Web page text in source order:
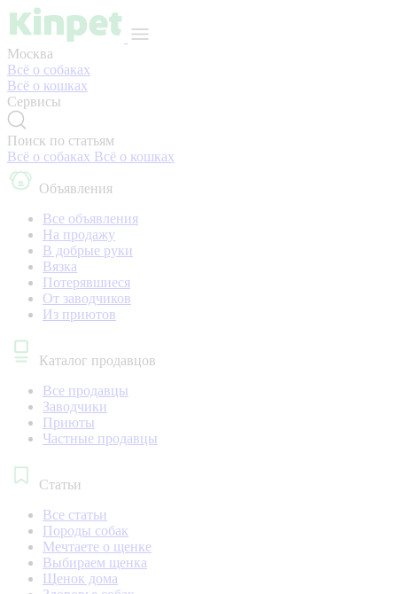
Москва
Всё о собаках
Всё о кошках
Сервисы
Поиск по статьям
Всё о собаках Всё о кошках
Объявления
Все объявления
На продажу
В добрые руки
Вязка
Потерявшиеся
От заводчиков
Из приютов
Каталог продавцов
Все продавцы
Заводчики
Приюты
Частные продавцы
Статьи
Все статьи
Породы собак
Мечтаете о щенке
Выбираем щенка
Щенок дома